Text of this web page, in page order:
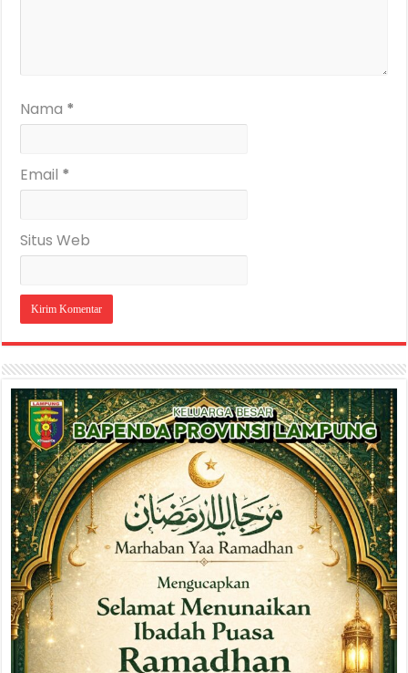
Nama *
Email *
Situs Web